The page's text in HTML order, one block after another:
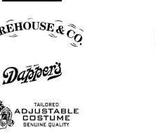
シューズ
アウター
パンツ
長袖シャツ
Tシャツ
7分袖Tシャツ
アロハシャツ
ボウリングシャツ